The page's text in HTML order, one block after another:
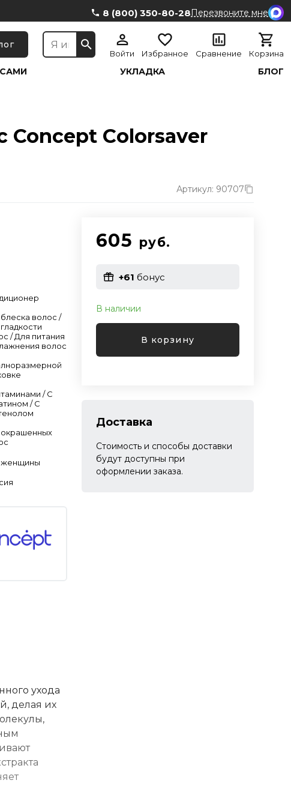
8 (800) 350-80-28Перезвоните мне
Войти Избранное Сравнение Корзина
УКЛАДКА БЛОГ
Concept Сolorsaver
Артикул: 90707
волос /
/ Для питания
волос
/ С
/ C
женщины
605 руб.
+61 бонус
В наличии
В корзину
Доставка
Стоимость и способы доставки
будут доступны при
оформлении заказа.
ухода
делая их